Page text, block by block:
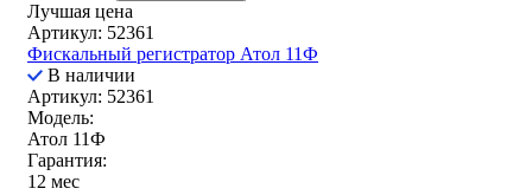
Лучшая цена
Артикул: 52361
Фискальный регистратор Атол 11Ф
В наличии
Артикул: 52361
Модель:
Атол 11Ф
Гарантия:
12 мес